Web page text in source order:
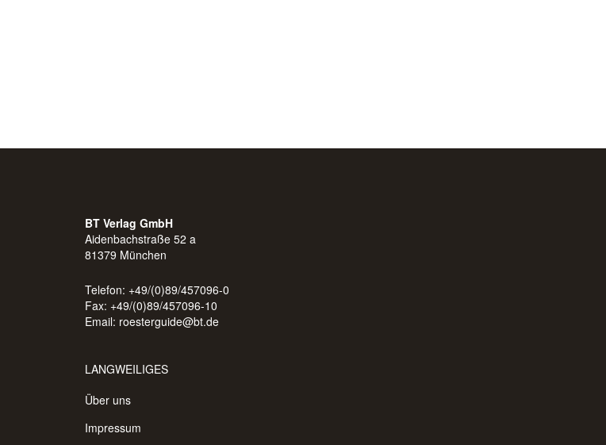
BT Verlag GmbH
Aidenbachstraße 52 a
81379 München
Telefon: +49/(0)89/457096-0
Fax: +49/(0)89/457096-10
Email: roesterguide@bt.de
LANGWEILIGES
Über uns
Impressum